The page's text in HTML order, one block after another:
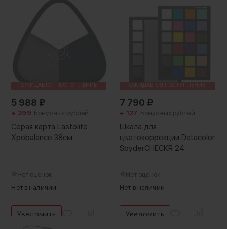
5 988 ₽
+ 299 Бонусных рублей
Серая карта Lastolite
Xpobalance 38см
Нет оценок
Нет в наличии
Уведомить
7 790 ₽
+ 127 Бонусных рублей
Шкала для
цветокоррекции Datacolor
SpyderCHECKR 24
Нет оценок
Нет в наличии
Уведомить